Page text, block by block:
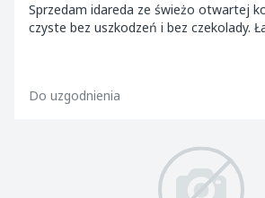
Sprzedam idareda ze świeżo otwartej
czyste bez uszkodzeń i bez czekolady.
Do uzgodnienia